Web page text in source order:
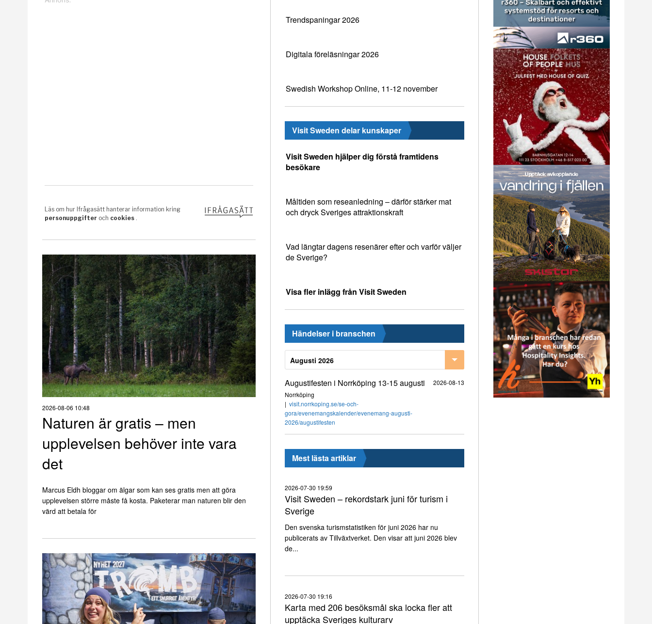
2026-08-06 10:48
Naturen är gratis – men
upplevelsen behöver inte vara
det
Marcus Eldh bloggar om älgar som kan ses gratis men att göra
upplevelsen större måste få kosta. Paketerar man naturen blir den
värd att betala för
Trendspaningar 2026
Digitala föreläsningar 2026
Swedish Workshop Online, 11-12 november
Visit Sweden delar kunskaper
Visit Sweden hjälper dig förstå framtidens
besökare
Måltiden som reseanledning – därför stärker mat
och dryck Sveriges attraktionskraft
Vad längtar dagens resenärer efter och varför väljer
de Sverige?
Visa fler inlägg från Visit Sweden
Händelser i branschen
Augusti 2026
Augustifesten i Norrköping 13-15 augusti
2026-08-13
Norrköping
visit.norrkoping.se/se-och-
gora/evenemangskalender/evenemang-augusti-
2026/augustifesten
Mest lästa artiklar
2026-07-30 19:59
Visit Sweden – rekordstark juni för turism i
Sverige
Den svenska turismstatistiken för juni 2026 har nu
publicerats av Tillväxtverket. Den visar att juni 2026 blev
de...
2026-07-30 19:16
Karta med 206 besöksmål ska locka fler att
upptäcka Sveriges kulturarv